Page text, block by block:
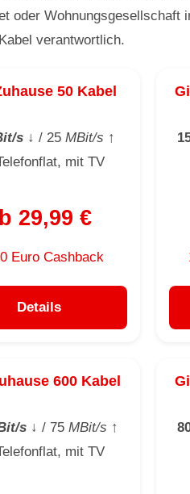
oder Wohnungsgesellschaft
verantwortlich.
50 Kabel
s↓ / 25MBit/s ↑
mit TV
29,99 €
Euro Cashback
Details
600 Kabel
s ↓ / 75 MBit/s ↑
mit TV